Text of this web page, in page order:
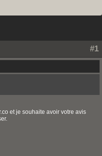
#1
et je souhaite avoir votre avis